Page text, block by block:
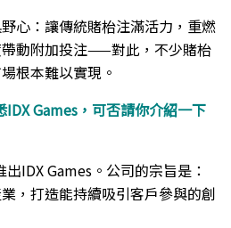
心：讓傳統賭枱注滿活力，重燃
動附加投注——對此，不少賭枱
根本難以實現。
Games，可否請你介紹一下
IDX Games。公司的宗旨是：
，打造能持續吸引客戶參與的創